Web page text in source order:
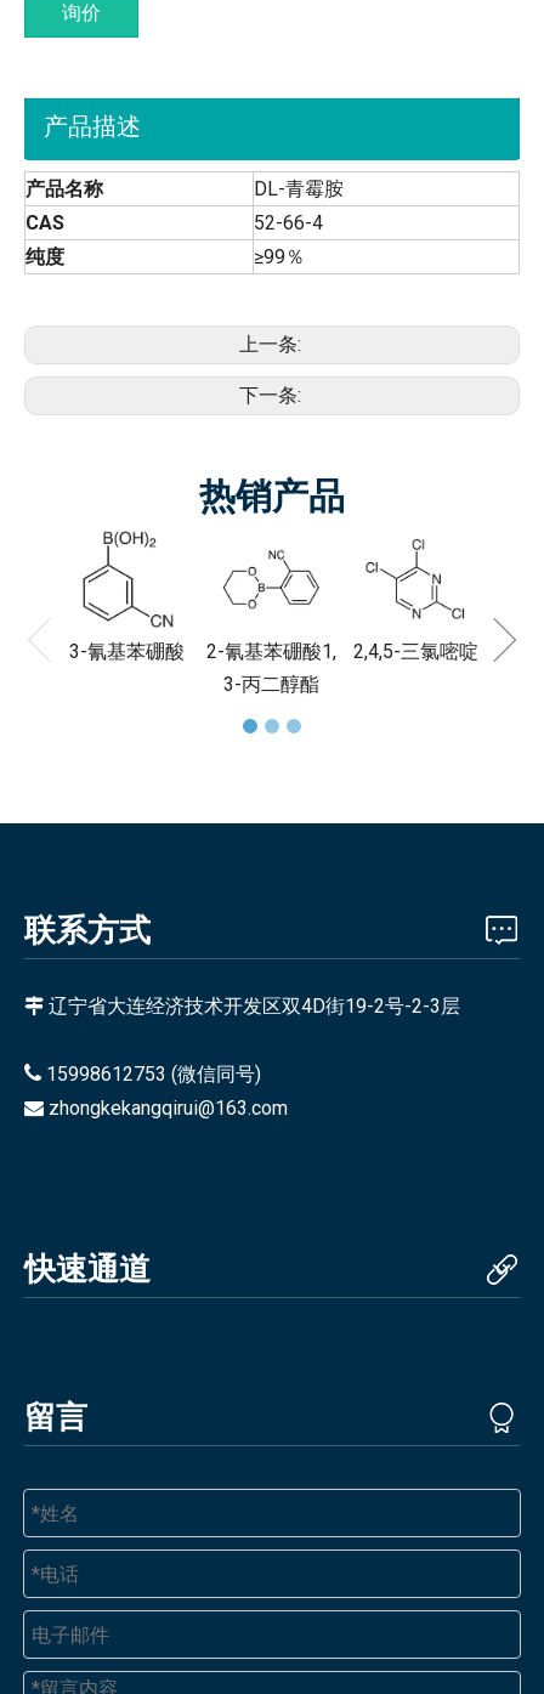
询价
产品描述
产品名称
DL-青霉胺
CAS
52-66-4
纯度
≥99％
上一条:
下一条:
热销产品
3-氰基苯硼酸
2-氰基苯硼酸1,
3-丙二醇酯
2,4,5-三氯嘧啶
联系方式
 辽宁省大连经济技术开发区双4D街19-2号-2-3层
 15998612753 (微信同号)
 zhongkekangqirui@163.com
快速通道
留言